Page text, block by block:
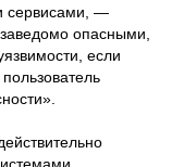
сервисами, —
опасными,
если